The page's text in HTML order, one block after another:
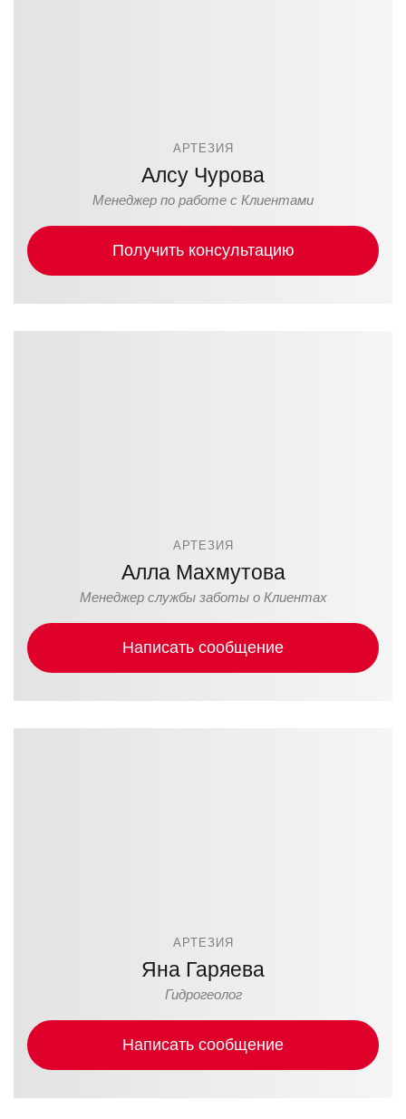
АРТЕЗИЯ
Алсу Чурова
Менеджер по работе с Клиентами
Получить консультацию
АРТЕЗИЯ
Алла Махмутова
Менеджер службы заботы о Клиентах
Написать сообщение
АРТЕЗИЯ
Яна Гаряева
Гидрогеолог
Написать сообщение